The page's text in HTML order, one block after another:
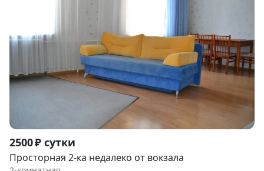
Item
1
of
2500 ₽ сутки
Просторная 2-ка недалеко от вокзала